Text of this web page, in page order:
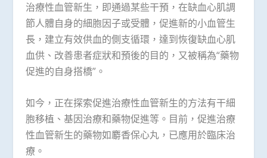
治療性血管新生，即通過某些干預，在缺血心肌調
節人體自身的細胞因子或受體，促進新的小血管生
長，建立有效供血的側支循環，達到恢復缺血心肌
血供、改善患者症狀和預後的目的，又被稱為“藥物
促進的自身搭橋”。
如今，正在探索促進治療性血管新生的方法有干細
胞移植、基因治療和藥物促進等。目前，促進治療
性血管新生的藥物如麝香保心丸，已應用於臨床治
療。